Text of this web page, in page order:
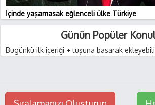
İçinde yaşamasak eğlenceli ülke Türkiye
Günün Popüler
Bugünkü ilk içeriği + tuşuna basarak